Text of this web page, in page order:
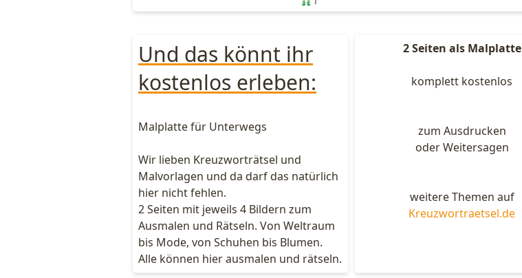
Und das könnt ihr
kostenlos erleben:
Malplatte für Unterwegs
Wir lieben Kreuzworträtsel und
Malvorlagen und da darf das natürlich
hier nicht fehlen.
2 Seiten mit jeweils 4 Bildern zum
Ausmalen und Rätseln. Von Weltraum
bis Mode, von Schuhen bis Blumen.
Alle können hier ausmalen und rätseln.
2 Seiten als Malplatte
komplett kostenlos
zum Ausdrucken
oder Weitersagen
weitere Themen auf
Kreuzwortraetsel.de